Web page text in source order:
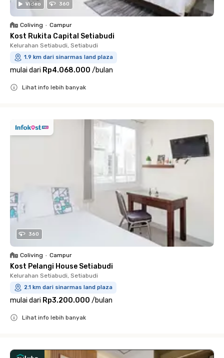
Video 360
Coliving • Campur
Kost Rukita Capital Setiabudi
Kelurahan Setiabudi, Setiabudi
1.9 km dari sinarmas land plaza
mulai dari Rp4.068.000 /bulan
Lihat info lebih banyak
360
Coliving • Campur
Kost Pelangi House Setiabudi
Kelurahan Setiabudi, Setiabudi
2.1 km dari sinarmas land plaza
mulai dari Rp3.200.000 /bulan
Lihat info lebih banyak